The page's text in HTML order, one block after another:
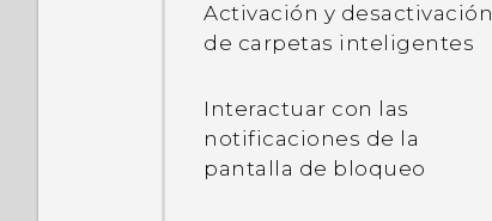
de aplicaciones en
ejecución?
¿Por qué Ahorro de
energía y Ahorro de
energía extremo
Activación y desactivación
de carpetas inteligentes
Interactuar con las
notificaciones de la
pantalla de bloqueo